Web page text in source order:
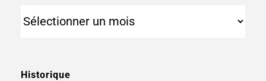
Historique